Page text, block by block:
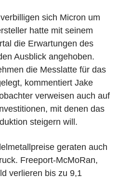
sich Micron um
hatte mit seinem
die Erwartungen des
Ausblick angehoben.
die Messlatte für das
kommentiert Jake
verweisen auch auf
mit denen das
steigern will.
geraten auch
Freeport-McMoRan,
verlieren bis zu 9,1